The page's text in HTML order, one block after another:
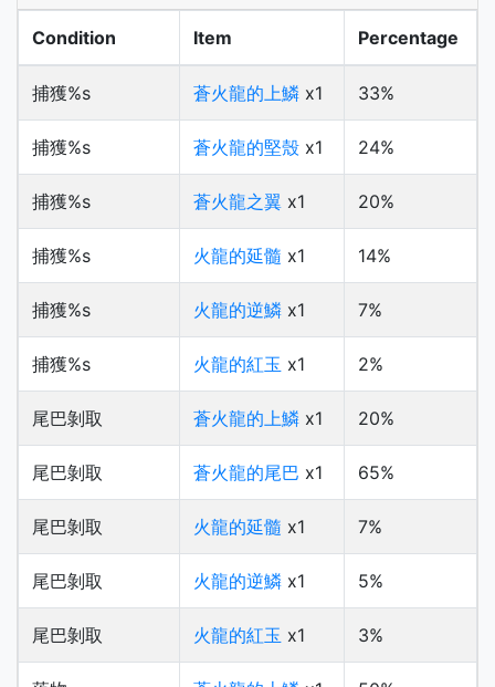
Condition Item Percentage
捕獲%s 蒼火龍的上鱗 x1 33%
捕獲%s 蒼火龍的堅殼 x1 24%
捕獲%s 蒼火龍之翼 x1 20%
捕獲%s 火龍的延髓 x1 14%
捕獲%s 火龍的逆鱗 x1 7%
捕獲%s 火龍的紅玉 x1 2%
尾巴剝取 蒼火龍的上鱗 x1 20%
尾巴剝取 蒼火龍的尾巴 x1 65%
尾巴剝取 火龍的延髓 x1 7%
尾巴剝取 火龍的逆鱗 x1 5%
尾巴剝取 火龍的紅玉 x1 3%